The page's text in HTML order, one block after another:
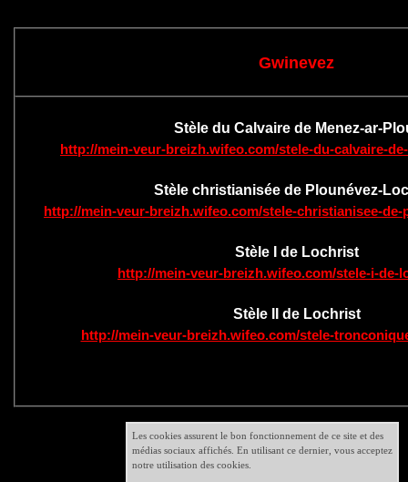
Gwinevez
Stèle du Calvaire de Menez-ar-
http://mein-veur-breizh.wifeo.com/stele-du-calvaire-
Stèle christianisée de Plounévez-
http://mein-veur-breizh.wifeo.com/stele-christianisee-
Stèle I de Lochrist
http://mein-veur-breizh.wifeo.com/stele-i-de-
Stèle II de Lochrist
http://mein-veur-breizh.wifeo.com/stele-
Les cookies assurent le bon fonctionnement de ce site et des
médias sociaux affichés. En utilisant ce dernier, vous acceptez
notre utilisation des cookies.